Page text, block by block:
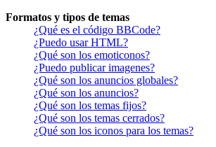
Formatos y tipos de temas
¿Qué es el código BBCode?
¿Puedo usar HTML?
¿Qué son los emoticonos?
¿Puedo publicar imagenes?
¿Qué son los anuncios globales?
¿Qué son los anuncios?
¿Qué son los temas fijos?
¿Qué son los temas cerrados?
¿Qué son los iconos para los temas?